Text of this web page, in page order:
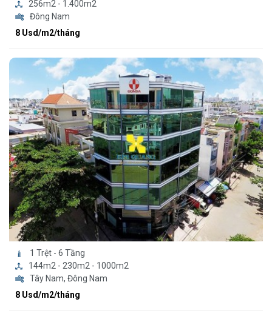
256m2 - 1.400m2
Đông Nam
8 Usd/m2/tháng
1 Trệt - 6 Tầng
144m2 - 230m2 - 1000m2
Tây Nam, Đông Nam
8 Usd/m2/tháng